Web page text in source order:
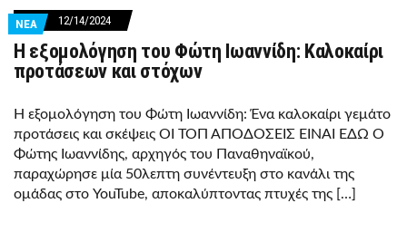
ΝΕΑ 12/14/2024
Η εξομολόγηση του Φώτη Ιωαννίδη: Καλοκαίρι
προτάσεων και στόχων
Η εξομολόγηση του Φώτη Ιωαννίδη: Ένα καλοκαίρι γεμάτο
προτάσεις και σκέψεις ΟΙ ΤΟΠ ΑΠΟΔΟΣΕΙΣ ΕΙΝΑΙ ΕΔΩ Ο
Φώτης Ιωαννίδης, αρχηγός του Παναθηναϊκού,
παραχώρησε μία 50λεπτη συνέντευξη στο κανάλι της
ομάδας στο YouTube, αποκαλύπτοντας πτυχές της […]